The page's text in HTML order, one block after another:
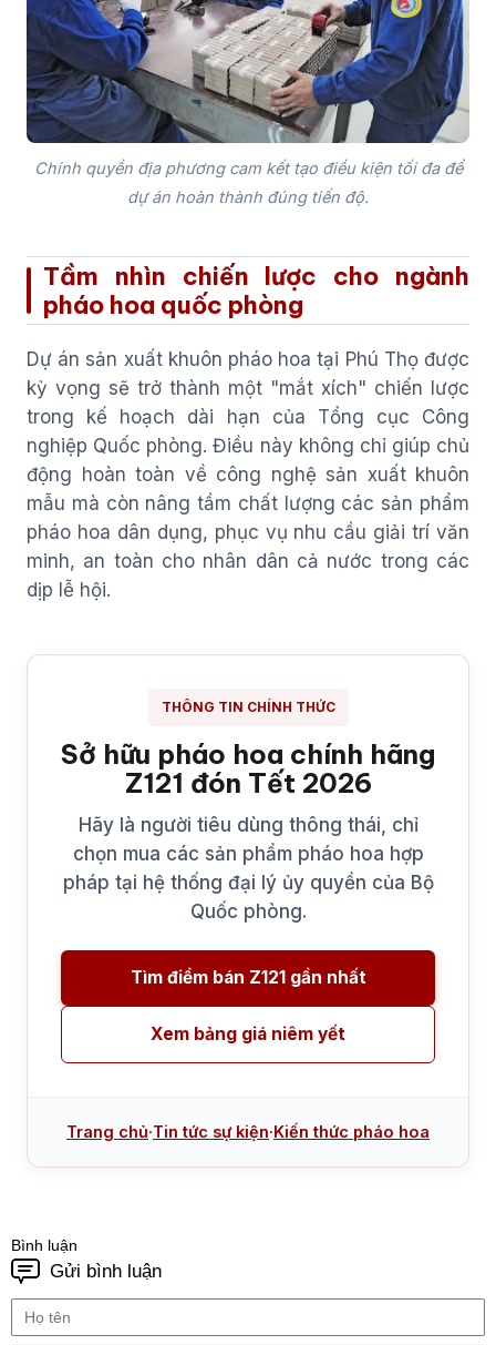
Chính quyền địa phương cam kết tạo điều kiện tối đa để
dự án hoàn thành đúng tiến độ.
Tầm nhìn chiến lược cho ngành
pháo hoa quốc phòng
Dự án sản xuất khuôn pháo hoa tại Phú Thọ được
kỳ vọng sẽ trở thành một "mắt xích" chiến lược
trong kế hoạch dài hạn của Tổng cục Công
nghiệp Quốc phòng. Điều này không chỉ giúp chủ
động hoàn toàn về công nghệ sản xuất khuôn
mẫu mà còn nâng tầm chất lượng các sản phẩm
pháo hoa dân dụng, phục vụ nhu cầu giải trí văn
minh, an toàn cho nhân dân cả nước trong các
dịp lễ hội.
THÔNG TIN CHÍNH THỨC
Sở hữu pháo hoa chính hãng
Z121 đón Tết 2026
Hãy là người tiêu dùng thông thái, chỉ
chọn mua các sản phẩm pháo hoa hợp
pháp tại hệ thống đại lý ủy quyền của Bộ
Quốc phòng.
Tìm điểm bán Z121 gần nhất
Xem bảng giá niêm yết
Trang chủ·Tin tức sự kiện·Kiến thức pháo hoa
Bình luận
Gửi bình luận